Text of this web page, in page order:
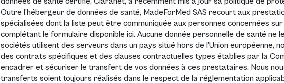
Outre l’hébergeur de données de santé, MadeForMed SAS recourt aux
spécialisées dont la liste peut être communiquée aux personnes concernées
complétant le formulaire disponible ici. Aucune donnée personnelle de santé ne
sociétés utilisent des serveurs dans un pays situé hors de l’Union européenne,
des contrats spécifiques et des clauses contractuelles types établies par la
encadrer et sécuriser le transfert de vos données à ces prestataires. Nous
transferts soient toujours réalisés dans le respect de la réglementation